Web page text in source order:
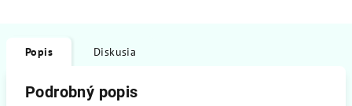
Popis Diskusia
Podrobný popis